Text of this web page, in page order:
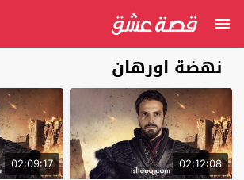
نهضة اورهان
02:12:08
02:09:17